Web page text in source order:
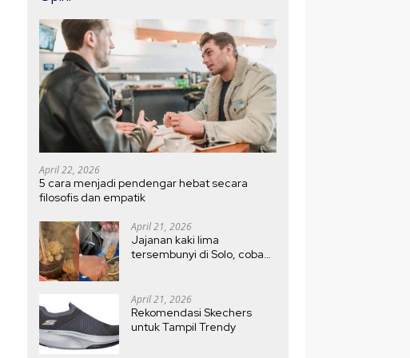
April 22, 2026
5 cara menjadi pendengar hebat secara
filosofis dan empatik
April 21, 2026
Jajanan kaki lima
tersembunyi di Solo, coba
April 21, 2026
Rekomendasi Skechers
untuk Tampil Trendy